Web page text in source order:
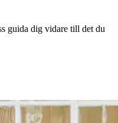
guida dig vidare till det du